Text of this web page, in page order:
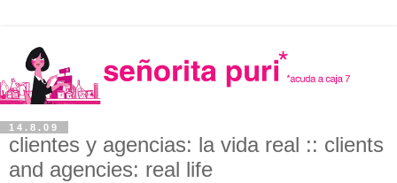
14.8.09
clientes y agencias: la vida real :: clients
and agencies: real life